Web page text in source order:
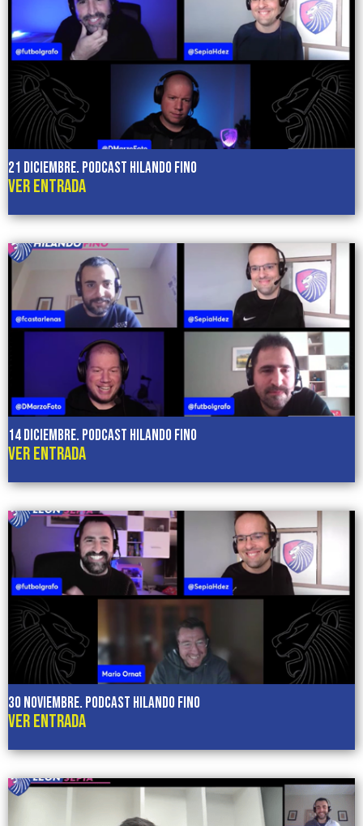
21 diciembre. Podcast HILANDO FINO
VER ENTRADA
14 diciembre. Podcast HILANDO FINO
VER ENTRADA
30 noviembre. Podcast HILANDO FINO
VER ENTRADA